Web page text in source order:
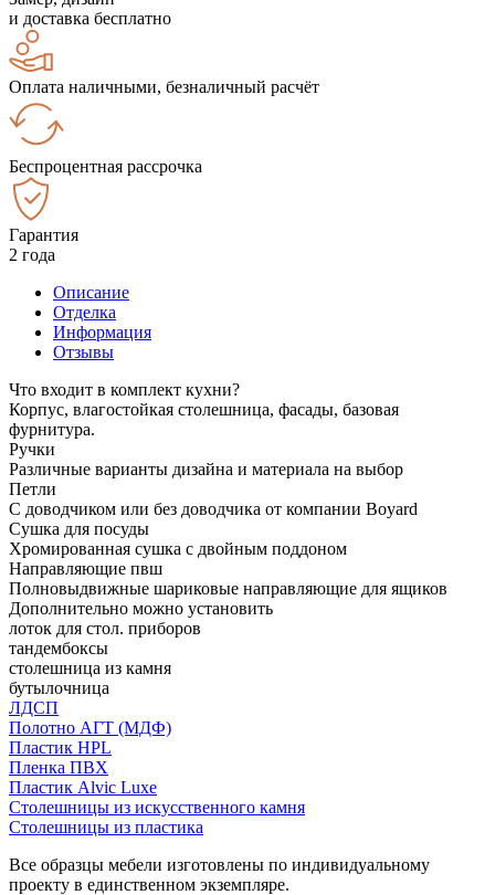
и доставка бесплатно
Оплата наличными, безналичный расчёт
Беспроцентная рассрочка
Гарантия
2 года
Описание
Отделка
Информация
Отзывы
Что входит в комплект кухни?
Корпус, влагостойкая столешница, фасады, базовая
фурнитура.
Ручки
Различные варианты дизайна и материала на выбор
Петли
С доводчиком или без доводчика от компании Boyard
Сушка для посуды
Хромированная сушка с двойным поддоном
Направляющие пвш
Полновыдвижные шариковые направляющие для ящиков
Дополнительно можно установить
лоток для стол. приборов
тандембоксы
столешница из камня
бутылочница
ЛДСП
Полотно АГТ (МДФ)
Пластик HPL
Пленка ПВХ
Пластик Alvic Luxe
Столешницы из искусственного камня
Столешницы из пластика
Все образцы мебели изготовлены по индивидуальному
проекту в единственном экземпляре.